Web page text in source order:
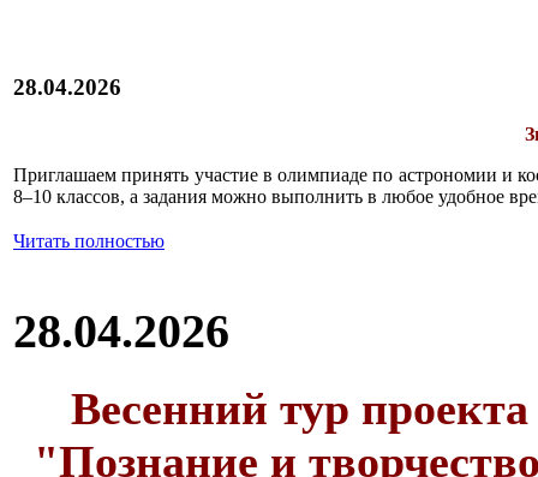
28.04.2026
Приглашаем принять участие в олимпиаде по астрономии и
8–10 классов, а задания можно выполнить в любое удобное
Читать полностью
28.04.2026
Весенний тур проекта
"Познание и